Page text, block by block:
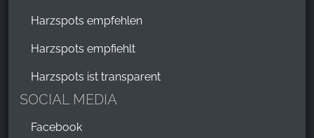
Harzspots empfehlen
Harzspots empfiehlt
Harzspots ist transparent
SOCIAL MEDIA
Facebook